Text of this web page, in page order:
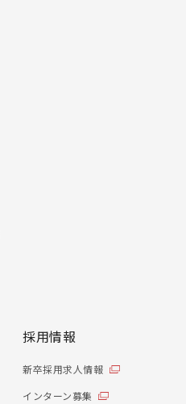
採用情報
新卒採用求人情報
インターン募集